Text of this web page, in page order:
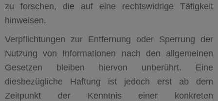
zu forschen, die auf eine rechtswidrige Tätigkeit
hinweisen.
Verpflichtungen zur Entfernung oder Sperrung der
Nutzung von Informationen nach den allgemeinen
Gesetzen bleiben hiervon unberührt. Eine
diesbezügliche Haftung ist jedoch erst ab dem
Zeitpunkt der Kenntnis einer konkreten